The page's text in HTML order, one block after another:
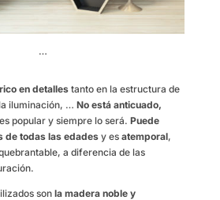
…
en detallestanto en la estructura de
iluminación, … No está anticuado,
popular y siempre lo será. Puede
de todas las edadesy es atemporal,
a diferencia de las
sonla madera noble y